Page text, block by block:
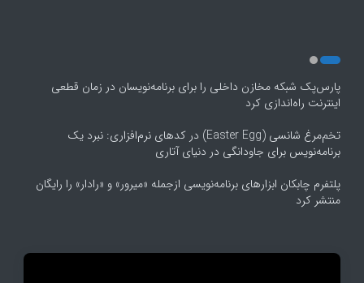
پارس‌پک شبکه مخازن داخلی را برای برنامه‌نویسان در زمان قطعی
اینترنت راه‌اندازی کرد
تخم‌مرغ شانسی (Easter Egg) در کدهای نرم‌افزاری: نبرد یک
برنامه‌نویس برای جاودانگی در دنیای آتاری
پلتفرم چابکان ابزارهای برنامه‌نویسی ازجمله «میرور» و «رادار» را رایگان
منتشر کرد